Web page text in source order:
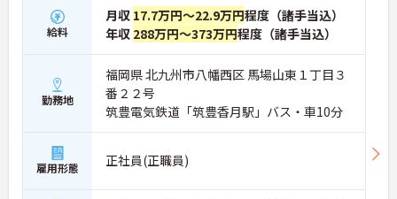
■ 手厚い待遇で安定収入を実現
安心して長く働き続けやすい職場です
・賞与計3.5ヶ月実績
・夜勤手当1回7,000円
・住宅手当や扶養手当あり
→ 頑張りが収入につながりやすい環境です♪
■ 成長を応援するサポート体制
給料
月収 17.7万円～22.9万円程度（諸手当込）
年収 288万円～373万円程度（諸手当込）
勤務地
福岡県 北九州市八幡西区 馬場山東１丁目３
番２２号
筑豊電気鉄道「筑豊香月駅」バス・車10分
雇用形態 正社員(正職員)